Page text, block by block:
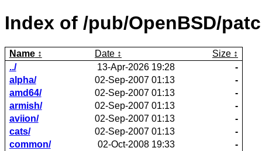
Index of /pub/OpenBSD/
Name Date
Size
../
13-Apr-2026 19:28
-
alpha/
02-Sep-2007 01:13
-
amd64/
02-Sep-2007 01:13
-
armish/
02-Sep-2007 01:13
-
aviion/
02-Sep-2007 01:13
-
cats/
02-Sep-2007 01:13
-
common/
02-Oct-2008 19:33
-